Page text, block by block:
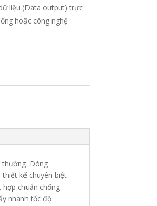
liệu (Data output)trực
hoặc công nghệ
thường. Dòng
kế chuyên biệt
hợp chuẩn chống
nhanh tốc độ